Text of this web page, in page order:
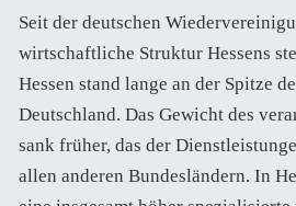
Seit der deutschen
wirtschaftliche Struktur Hessens
Hessen stand lange an der Spitze
Deutschland. Das Gewicht des
sank früher, das der
allen anderen Bundesländern. In